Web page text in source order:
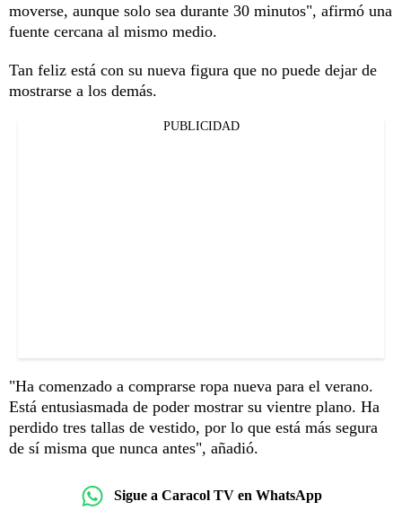
moverse, aunque solo sea durante 30 minutos", afirmó una
fuente cercana al mismo medio.
Tan feliz está con su nueva figura que no puede dejar de
mostrarse a los demás.
PUBLICIDAD
"Ha comenzado a comprarse ropa nueva para el verano.
Está entusiasmada de poder mostrar su vientre plano. Ha
perdido tres tallas de vestido, por lo que está más segura
de sí misma que nunca antes", añadió.
Sigue a Caracol TV en WhatsApp